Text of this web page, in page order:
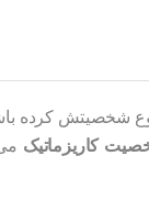
نوع شخصیتش کرده
کاریزماتیک